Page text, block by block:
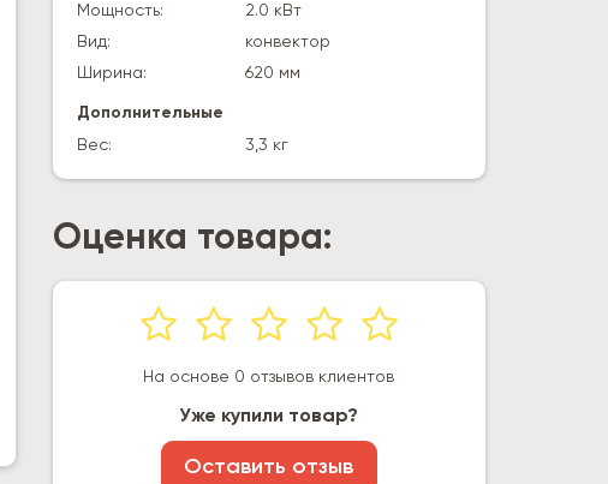
Мощность:
2.0 кВт
Вид:
конвектор
Ширина:
620 мм
Дополнительные
Вес:
3,3 кг
Оценка товара:
На основе 0 отзывов клиентов
Уже купили товар?
Оставить отзыв